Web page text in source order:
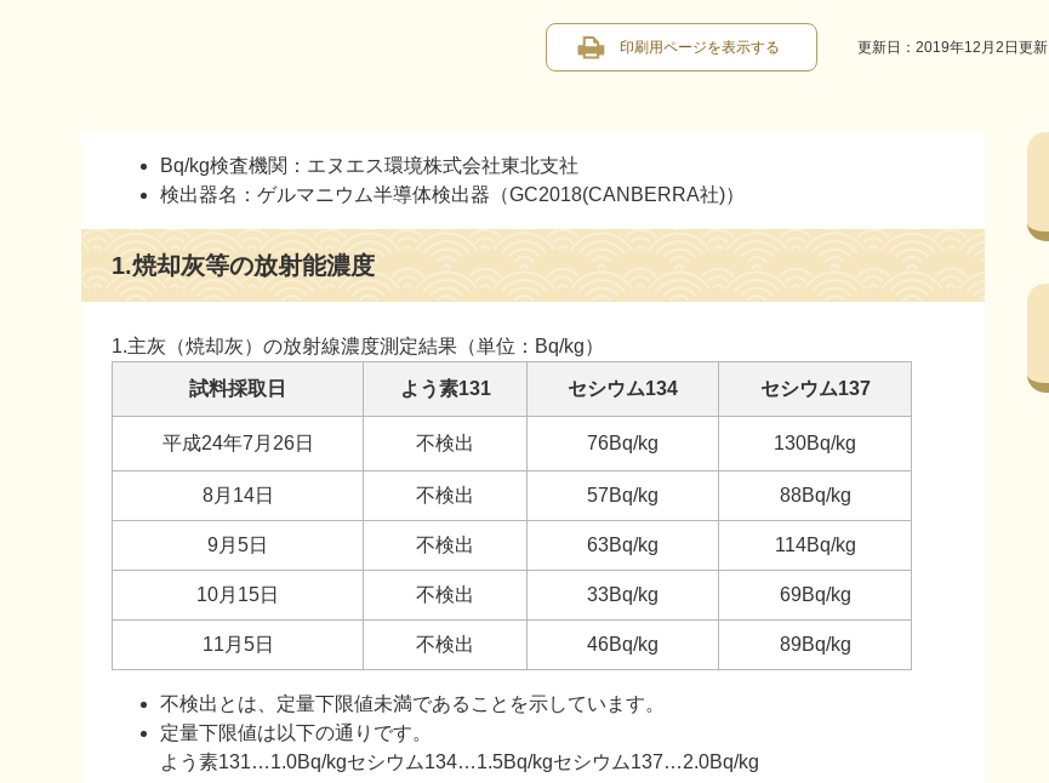
印刷用ページを表示する 更新日：2019年12月2日更新
Bq/kg検査機関：エヌエス環境株式会社東北支社
検出器名：ゲルマニウム半導体検出器（GC2018(CANBERRA社)）
1.焼却灰等の放射能濃度
1.主灰（焼却灰）の放射線濃度測定結果（単位：Bq/kg）
試料採取日 よう素131 セシウム134 セシウム137
平成24年7月26日 不検出 76Bq/kg 130Bq/kg
8月14日 不検出 57Bq/kg 88Bq/kg
9月5日 不検出 63Bq/kg 114Bq/kg
10月15日 不検出 33Bq/kg 69Bq/kg
11月5日 不検出 46Bq/kg 89Bq/kg
不検出とは、定量下限値未満であることを示しています。
定量下限値は以下の通りです。
よう素131…1.0Bq/kgセシウム134…1.5Bq/kgセシウム137…2.0Bq/kg